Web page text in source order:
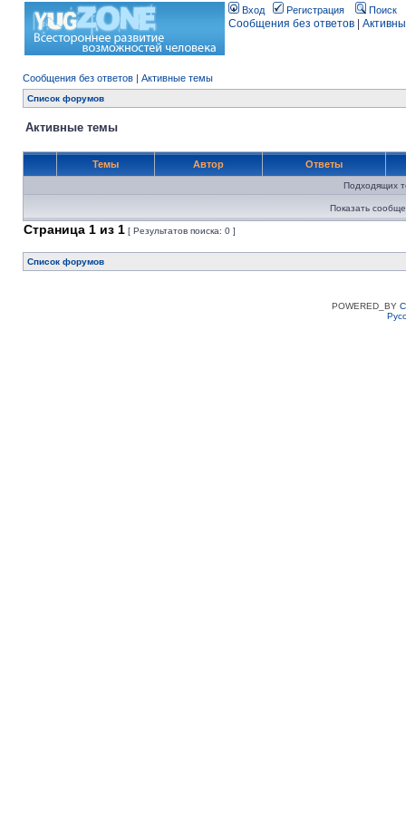
Вход Регистрация Поиск
Сообщения без ответов
Сообщения без ответов | Активные темы
Список форумов
Активные темы
Темы Автор Ответы
Подходящих
Показать
Страница 1 из 1 [ Результатов поиска: 0 ]
Список форумов
POWERED_BY